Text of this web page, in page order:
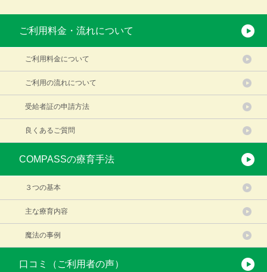
ご利用料金・流れについて
ご利用料金について
ご利用の流れについて
受給者証の申請方法
良くあるご質問
COMPASSの療育手法
３つの基本
主な療育内容
魔法の事例
口コミ（ご利用者の声）